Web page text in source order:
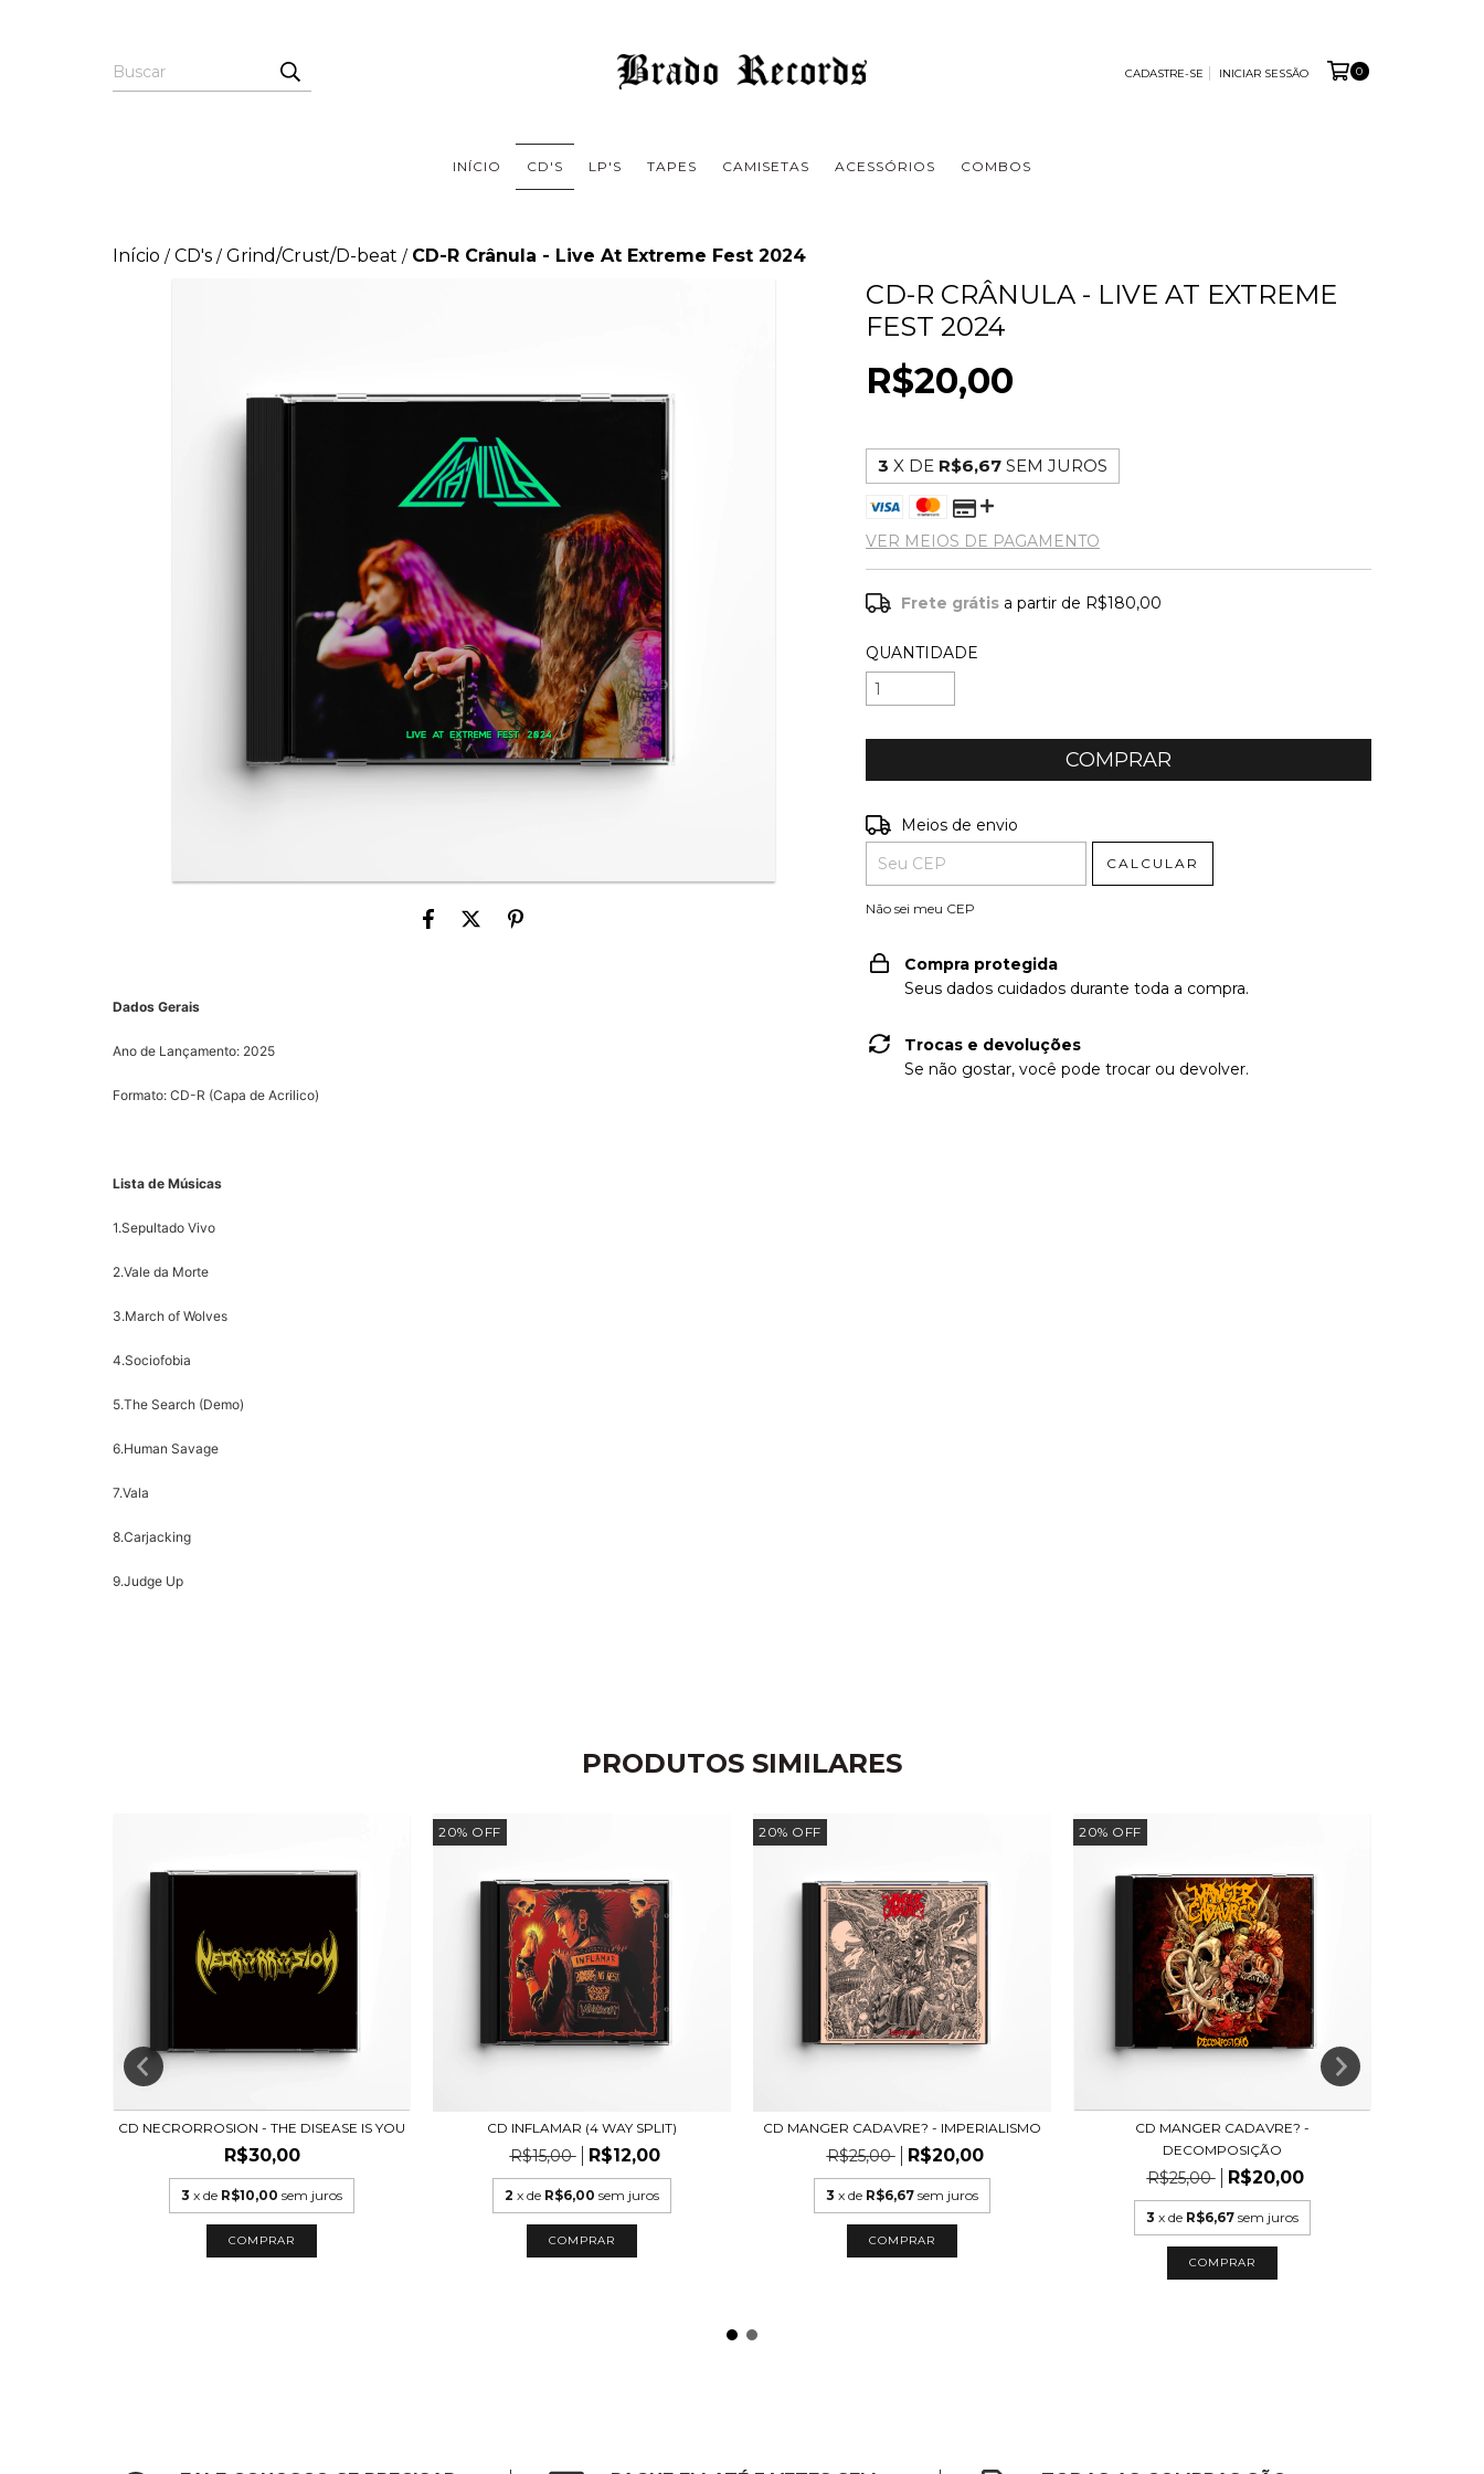
CADASTRE-SE INICIAR SESSÃO 0
INÍCIO CD'S LP'S TAPES CAMISETAS ACESSÓRIOS COMBOS
Início / CD's / Grind/Crust/D-beat / CD-R Crânula - Live At Extreme Fest 2024
Dados Gerais
Ano de Lançamento: 2025
Formato: CD-R (Capa de Acrilico)
Lista de Músicas
1.Sepultado Vivo
2.Vale da Morte
3.March of Wolves
4.Sociofobia
5.The Search (Demo)
6.Human Savage
7.Vala
8.Carjacking
9.Judge Up
CD-R CRÂNULA - LIVE AT EXTREME
FEST 2024
R$20,00
3 X DE R$6,67 SEM JUROS
VER MEIOS DE PAGAMENTO
Frete grátis a partir de R$180,00
QUANTIDADE
Entregas para o CEP:
Meios de envio
CALCULAR
Não sei meu CEP
Compra protegida
Seus dados cuidados durante toda a compra.
Trocas e devoluções
Se não gostar, você pode trocar ou devolver.
PRODUTOS SIMILARES
CD NECRORROSION - THE DISEASE IS YOU
R$30,00
3 x de R$10,00 sem juros
20% OFF
CD INFLAMAR (4 WAY SPLIT)
R$15,00 R$12,00
2 x de R$6,00 sem juros
20% OFF
CD MANGER CADAVRE? - IMPERIALISMO
R$25,00 R$20,00
3 x de R$6,67 sem juros
20% OFF
CD MANGER CADAVRE? -
DECOMPOSIÇÃO
R$25,00 R$20,00
3 x de R$6,67 sem juros